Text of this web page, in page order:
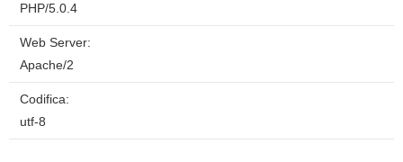
PHP/5.0.4
Web Server:
Apache/2
Codifica:
utf-8